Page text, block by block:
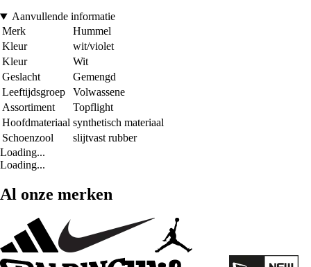
Aanvullende informatie
Merk
Hummel
Kleur
wit/violet
Kleur
Wit
Geslacht
Gemengd
Leeftijdsgroep
Volwassene
Assortiment
Topflight
Hoofdmateriaal synthetisch materiaal
Schoenzool
slijtvast rubber
Loading...
Loading...
Al onze merken